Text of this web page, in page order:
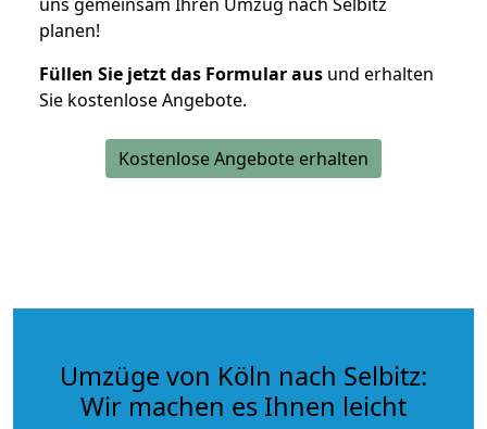
planen!
Füllen Sie jetzt das Formular aus und erhalten
Sie kostenlose Angebote.
Kostenlose Angebote erhalten
Umzüge von Köln nach Selbitz:
Wir machen es Ihnen leicht